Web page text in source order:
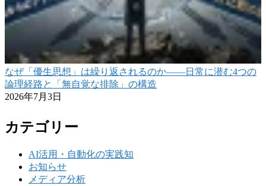
なぜ「優生思想」は繰り返されるのか――日常に潜む4つの
論理経路と「無自覚な排除」の構造
2026年7月3日
カテゴリー
AI活用・自動化の実践知
お知らせ
メディア分析